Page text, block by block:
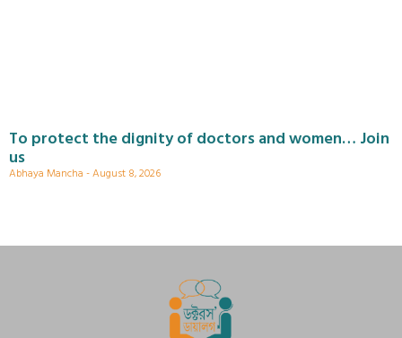
To protect the dignity of doctors and women… Join
us
Abhaya Mancha August 8, 2026